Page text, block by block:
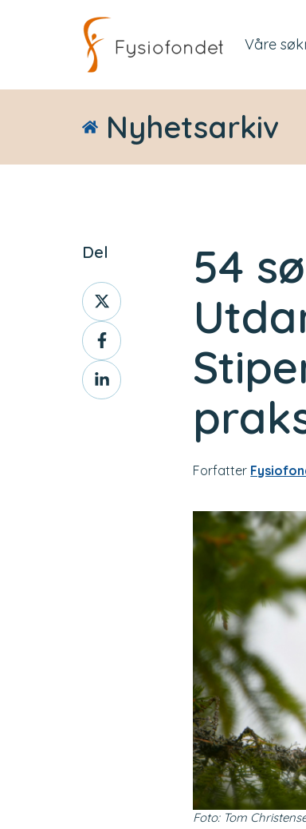
Våre
Nyhetsarkiv
Del
Del
innlegg
på
Twitter
Del
innlegg
på
Facebook
Del
innlegg
54
Forfatter
Foto: Tom